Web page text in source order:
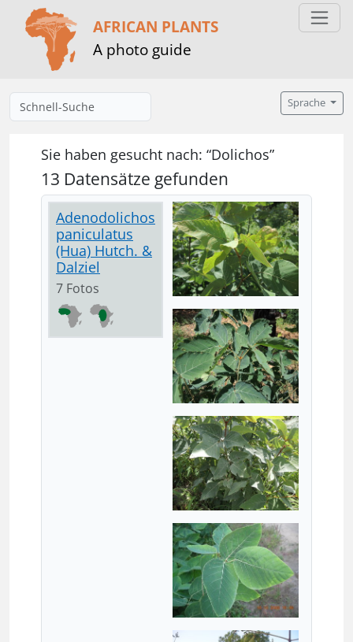
AFRICAN PLANTS
A photo guide
Sprache
Sie haben gesucht nach: “Dolichos”
13 Datensätze gefunden
Adenodolichos
paniculatus
(Hua) Hutch. &
Dalziel
7 Fotos